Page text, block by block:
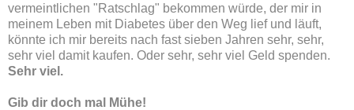
vermeintlichen "Ratschlag" bekommen würde, der mir in
meinem Leben mit Diabetes über den Weg lief und läuft,
könnte ich mir bereits nach fast sieben Jahren sehr, sehr,
sehr viel damit kaufen. Oder sehr, sehr viel Geld spenden.
Sehr viel.
Gib dir doch mal Mühe!